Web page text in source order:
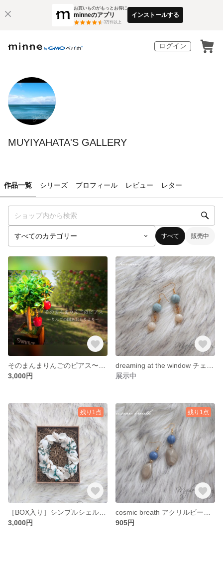
お買いものがもっとお得に
minneのアプリ
3万件以上
インストールする
ログイン
MUYIYAHATA'S GALLERY
作品一覧 シリーズ プロフィール レビュー レター
すべて 販売中
3,000円
展示中
残り1点
3,000円
残り1点
905円